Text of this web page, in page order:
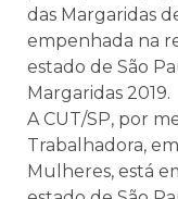
das Margaridas
empenhada na
estado de São
Margaridas 2019.
A CUT/SP, por
Trabalhadora,
Mulheres, está